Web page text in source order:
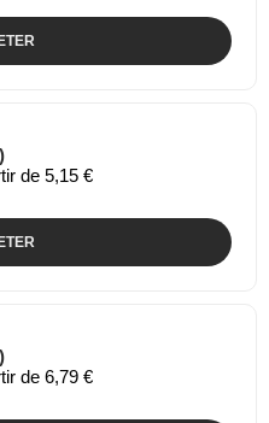
de 5,15 €
de 6,79 €